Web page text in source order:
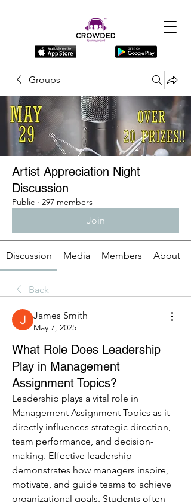
Groups
Artist Appreciation Night
Discussion
Public · 297 members
Join
Discussion Media Members About
Back
James Smith
May 7, 2025
What Role Does Leadership
Play in Management
Assignment Topics?
Leadership plays a vital role in
Management Assignment Topics as it
directly influences strategic direction,
team performance, and decision-
making. Effective leadership
demonstrates how managers inspire,
motivate, and guide teams to achieve
organizational goals. Students often